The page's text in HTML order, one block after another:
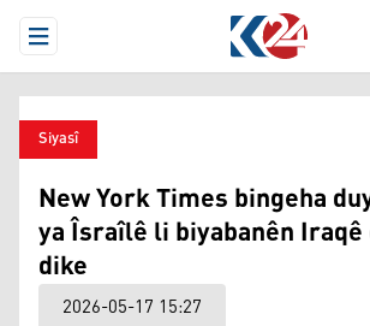
Open Menu
Siyasî
New York Times bingeha
ya Îsraîlê li biyabanên
dike
2026-05-17 15:27